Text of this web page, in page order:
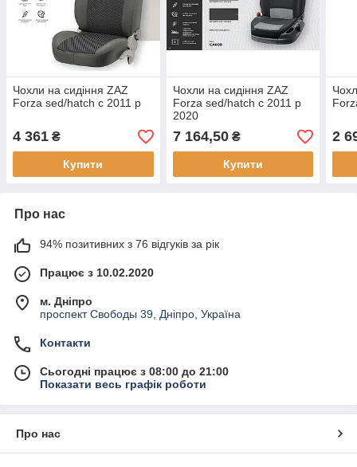
Чохли на сидіння ZAZ
Forza sed/hatch c 2011 р
4 361 ₴
Купити
Чохли на сидіння ZAZ
Forza sed/hatch c 2011 р
2020
7 164,50₴
Купити
2
Про нас
94% позитивних з 76 відгуків за рік
Працює з 10.02.2020
м. Дніпро
проспект Свободы 39, Дніпро, Україна
Контакти
Сьогодні працює з 08:00 до 21:00
Показати весь графік роботи
Про нас